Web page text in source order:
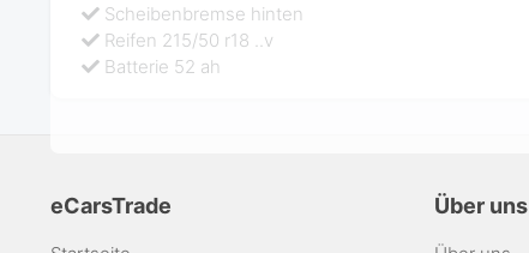
Scheibenbremse hinten
Reifen 215/50 r18 ..v
Batterie 52 ah
eCarsTrade Über uns